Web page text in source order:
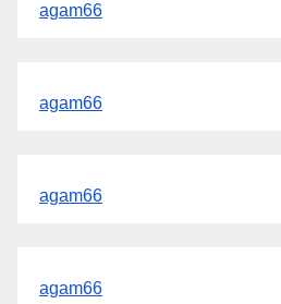
agam66
agam66
agam66
agam66